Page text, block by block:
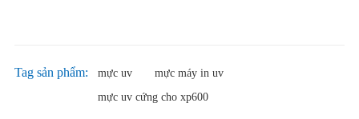
Tag sản phẩm: mực uv
mực máy in uv
mực uv cứng cho xp600